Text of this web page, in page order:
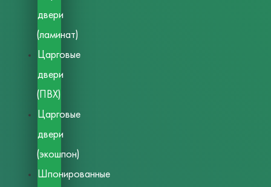
двери
(ламинат)
Царговые
двери
(ПВХ)
Царговые
двери
(экошпон)
Шпонированные